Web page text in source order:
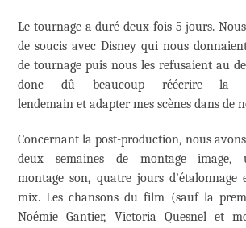
Le tournage a duré deux fois 5 jours.
de soucis avec Disney qui nous
de tournage puis nous les refusaient au
donc dû beaucoup réécrire
lendemain et adapter mes scènes dans de
Concernant la post-production, nous
deux semaines de montage image,
montage son, quatre jours
mix. Les chansons du film (sauf la
Noémie Gantier, Victoria Quesnel et